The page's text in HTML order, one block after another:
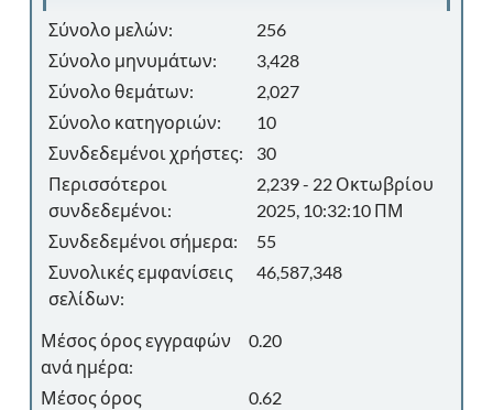
Σύνολο μελών:
256
Σύνολο μηνυμάτων:
3,428
Σύνολο θεμάτων:
2,027
Σύνολο κατηγοριών:
10
Συνδεδεμένοι χρήστες:
30
Περισσότεροι
συνδεδεμένοι:
2,239 - 22 Οκτωβρίου
2025, 10:32:10 ΠΜ
Συνδεδεμένοι σήμερα:
55
Συνολικές εμφανίσεις
σελίδων:
46,587,348
Μέσος όρος εγγραφών
ανά ημέρα:
0.20
Μέσος όρος
0.62